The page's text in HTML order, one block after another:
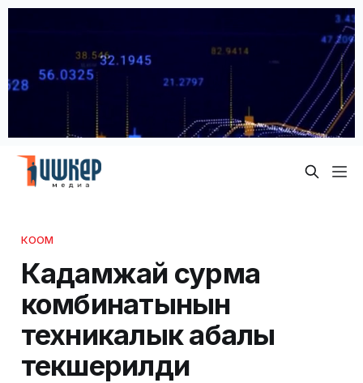
КООМ
Кадамжай сурма
комбинатынын
техникалык абалы
текшерилди